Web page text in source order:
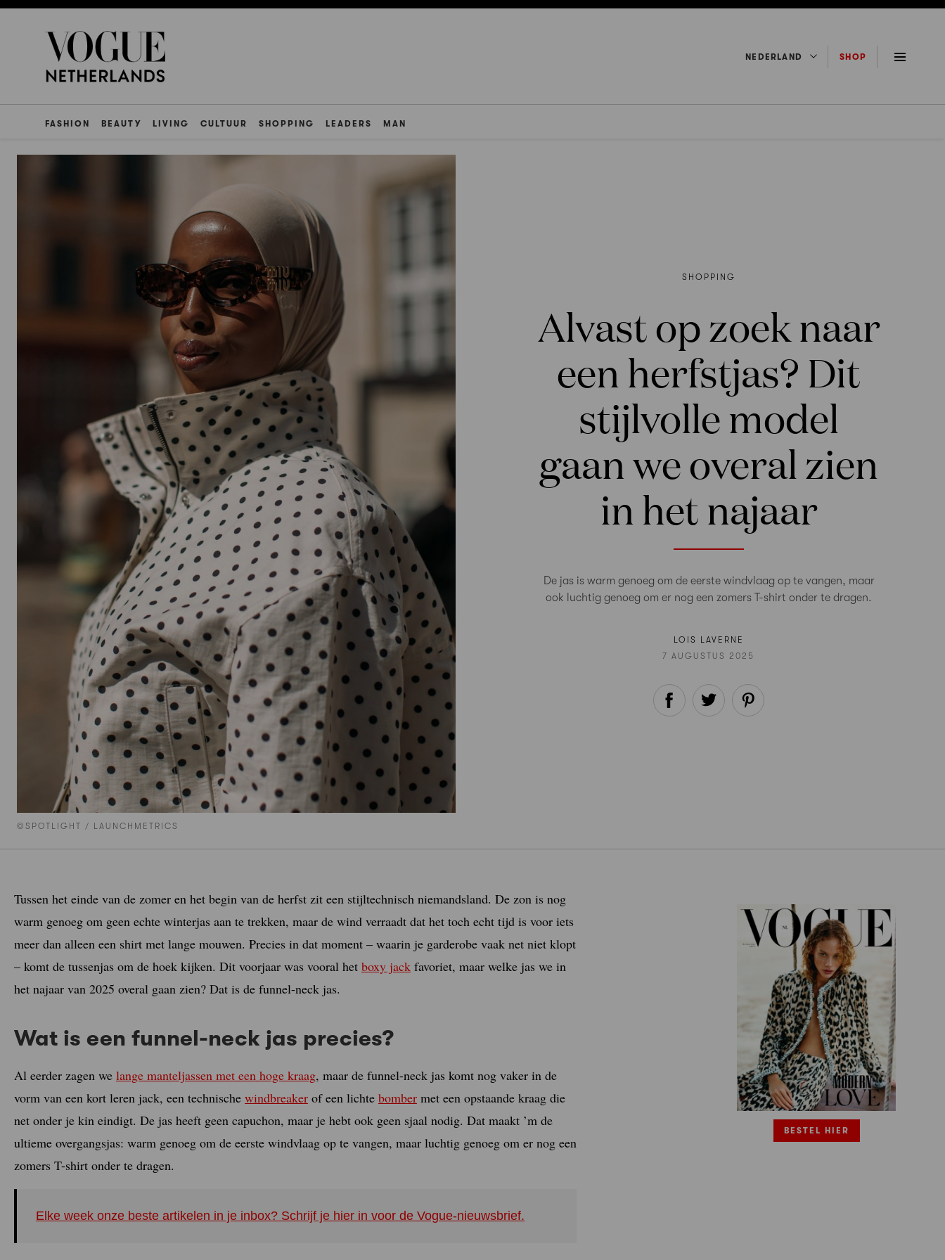
NEDERLAND SHOP
FASHION BEAUTY LIVING CULTUUR SHOPPING LEADERS MAN
©SPOTLIGHT / LAUNCHMETRICS
SHOPPING
Alvast op zoek naar
een herfstjas? Dit
stijlvolle model
gaan we overal zien
in het najaar
De jas is warm genoeg om de eerste windvlaag op te vangen, maar
ook luchtig genoeg om er nog een zomers T-shirt onder te dragen.
LOIS LAVERNE
7 AUGUSTUS 2025
Tussen het einde van de zomer en het begin van de herfst zit een stijltechnisch niemandsland. De zon is nog
warm genoeg om geen echte winterjas aan te trekken, maar de wind verraadt dat het toch echt tijd is voor iets
meer dan alleen een shirt met lange mouwen. Precies in dat moment – waarin je garderobe vaak net niet klopt
– komt de tussenjas om de hoek kijken. Dit voorjaar was vooral het boxy jack favoriet, maar welke jas we in
het najaar van 2025 overal gaan zien? Dat is de funnel-neck jas.
Wat is een funnel-neck jas precies?
Al eerder zagen we lange manteljassen met een hoge kraag, maar de funnel-neck jas komt nog vaker in de
vorm van een kort leren jack, een technische windbreaker of een lichte bomber met een opstaande kraag die
net onder je kin eindigt. De jas heeft geen capuchon, maar je hebt ook geen sjaal nodig. Dat maakt ’m de
ultieme overgangsjas: warm genoeg om de eerste windvlaag op te vangen, maar luchtig genoeg om er nog een
zomers T-shirt onder te dragen.
Elke week onze beste artikelen in je inbox? Schrijf je hier in voor de Vogue-nieuwsbrief.
BESTEL HIER